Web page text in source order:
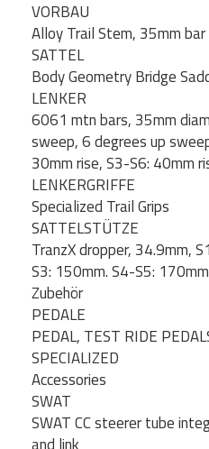
VORBAU
Alloy Trail Stem, 35mm bar
SATTEL
Body Geometry Bridge
LENKER
6061 mtn bars, 35mm
sweep, 6 degrees up
30mm rise, S3-S6: 40mm
LENKERGRIFFE
Specialized Trail Grips
SATTELSTÜTZE
TranzX dropper, 34.9mm,
S3: 150mm. S4-S5:
Zubehör
PEDALE
PEDAL, TEST RIDE
SPECIALIZED
Accessories
SWAT
SWAT CC steerer tube